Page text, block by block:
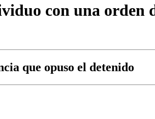
con una orden
que opuso el detenido